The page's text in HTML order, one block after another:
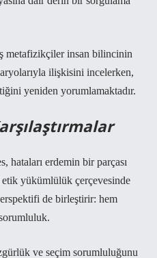
metafizikçiler insan bilincinin
ilişkisini incelerken,
yeniden yorumlamaktadır.
hataları erdemin bir parçası
yükümlülük çerçevesinde
de birleştirir: hem
ve seçim sorumluluğunu